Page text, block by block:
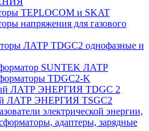
TEPLOCOM и SKAT
напряжения для газового
ЛАТР TDGC2 однофазные и
SUNTEK ЛАТР
TDGC2-K
ЛАТР ЭНЕРГИЯ TDGC 2
ЛАТР ЭНЕРГИЯ TSGC2
электрической энергии,
адаптеры, зарядные